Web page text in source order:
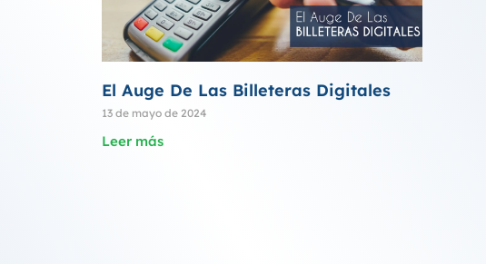
El Auge De Las Billeteras Digitales
13 de mayo de 2024
Leer más